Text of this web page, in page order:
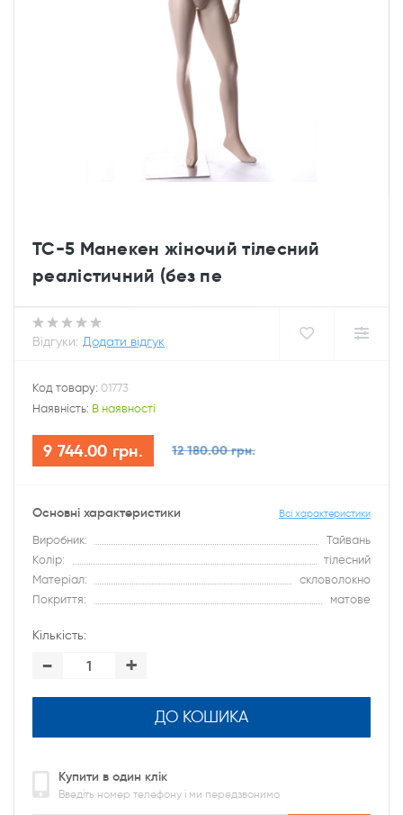
TC-5 Манекен жіночий тілесний
реалістичний (без пе
Відгуки: Додати відгук
Код товару: 01773
Наявність: В наявності
9 744.00 грн. 12 180.00 грн.
Основні характеристики Всі характеристики
Виробник:
Тайвань
Колір:
тілесний
Матеріал:
скловолокно
Покриття:
матове
Кількість:
- +
ДО КОШИКА
Купити в один клік
Введіть номер телефону і ми передзвонимо